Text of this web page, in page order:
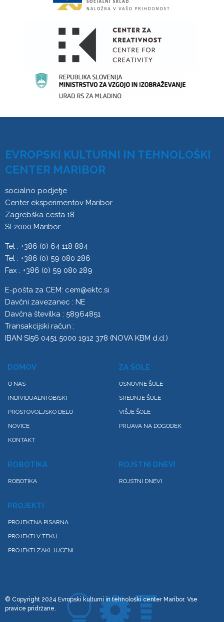
EVROPSKI KULTURNI IN TEHNOLOŠKI
CENTER MARIBOR
socialno podjetje
Center eksperimentov Maribor
Zagrebška cesta 18
SI-2000 Maribor
Tel : +386 (0) 64 118 884
Tel : +386 (0) 59 080 286
Fax : +386 (0) 59 080 289
E-pošta za CEM: cem@ektc.si
Davčni zavezanec : NE
Davčna številka : 58964851
Transakcijski račun :
IBAN SI56 0451 5000 1912 378 (NOVA KBM d.d.)
DOMOV
O NAS
INDIVIDUALNI OBISKI
PROSTOVOLJSKO DELO
NOVICE
KONTAKT
ZA ŠOLE
OSNOVNE ŠOLE
SREDNJE ŠOLE
VIŠJE ŠOLE
PRIJAVA NA DOGODEK
ROBOTIKA
ROBOTIKA
ROJSTNI DNEVI
ROJSTNI DNEVI
PROJEKTI
PROJEKTNA PISARNA
PROJEKTI V TEKU
PROJEKTI ZAKLJUČENI
© Copyright 2024 Evropski kulturni in tehnološki center Maribor. Vse
pravice pridržane.